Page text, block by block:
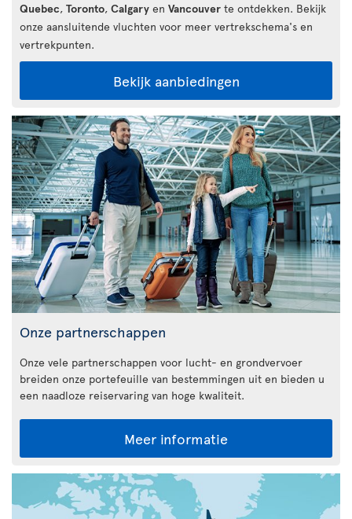
Quebec, Toronto, Calgary en Vancouver te ontdekken. Bekijk
onze aansluitende vluchten voor meer vertrekschema's en
vertrekpunten.
Bekijk aanbiedingen
Onze partnerschappen
Onze vele partnerschappen voor lucht- en grondvervoer
breiden onze portefeuille van bestemmingen uit en bieden u
een naadloze reiservaring van hoge kwaliteit.
Meer informatie